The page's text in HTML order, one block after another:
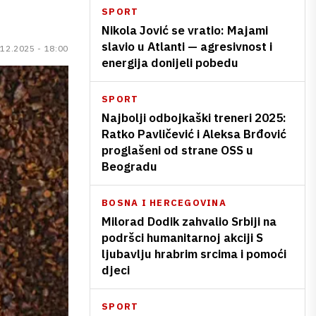
- 18:00
SPORT
Nikola Jović se vratio: Majami
slavio u Atlanti — agresivnost i
energija donijeli pobedu
SPORT
Najbolji odbojkaški treneri 2025:
Ratko Pavličević i Aleksa Brđović
proglašeni od strane OSS u
Beogradu
BOSNA I HERCEGOVINA
Milorad Dodik zahvalio Srbiji na
podršci humanitarnoj akciji S
ljubavlju hrabrim srcima i pomoći
djeci
SPORT